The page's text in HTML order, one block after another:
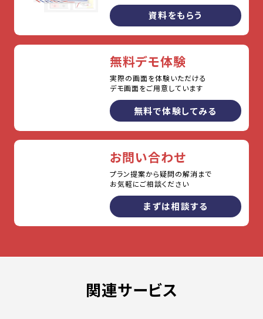
資料をもらう
無料デモ体験
実際の画面を体験いただける
デモ画面をご用意しています
無料で体験してみる
お問い合わせ
プラン提案から疑問の解消まで
お気軽にご相談ください
まずは相談する
関連サービス